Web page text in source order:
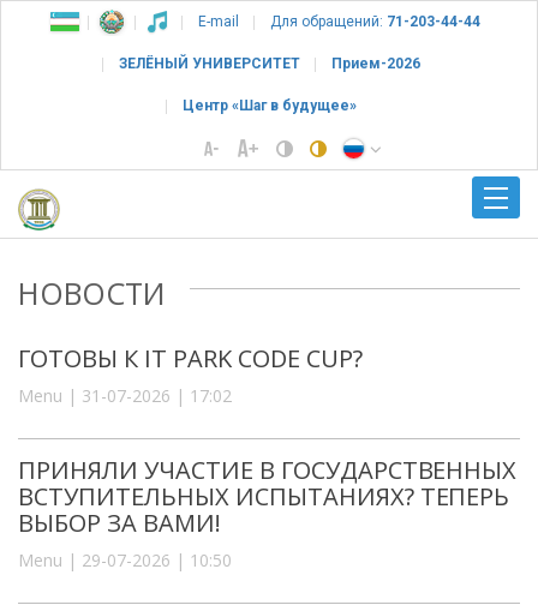
E-mail Для обращений: 71-203-44-44
ЗЕЛЁНЫЙ УНИВЕРСИТЕТ Прием-2026
Центр «Шаг в будущее»
НОВОСТИ
ГОТОВЫ К IT PARK CODE CUP?
Menu | 31-07-2026 | 17:02
ПРИНЯЛИ УЧАСТИЕ В ГОСУДАРСТВЕННЫХ
ВСТУПИТЕЛЬНЫХ ИСПЫТАНИЯХ? ТЕПЕРЬ
ВЫБОР ЗА ВАМИ!
Menu | 29-07-2026 | 10:50